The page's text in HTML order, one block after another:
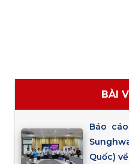
BÀI
Báo
Quốc)